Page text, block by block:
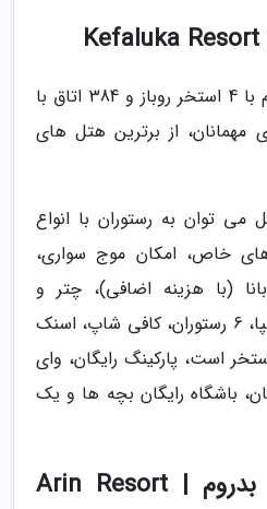
هتل 5 ستاره کفالوکا بدروم با 4 استخر روباز و 384 اتاق با
مهمانان، از برترین هتل های
می توان به رستوران با انواع
خاص، امکان موج سواری،
(با هزینه اضافی)، چتر و
صندلی های آفتاب گیر، اسپا، 6 رستوران، کافی شاپ، اسنک
است، پارکینگ رایگان، وای
باشگاه رایگان بچه ها و یک
هتل آرین ریزورت بدروم | Arin Resort